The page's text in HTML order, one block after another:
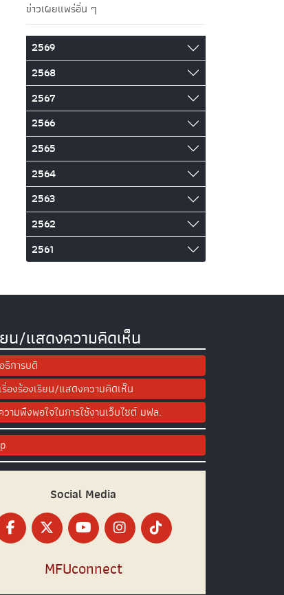
ข่าวเผยแพร่อื่น ๆ
2569
2568
2567
2566
2565
2564
2563
2562
2561
น/แสดงความคิดเห็น
ธิการบดี
รื่องร้องเรียน/แสดงความคิดเห็น
วามพึงพอใจในการใช้งานเว็บไซต์ มฟล.
Social Media
MFUconnect